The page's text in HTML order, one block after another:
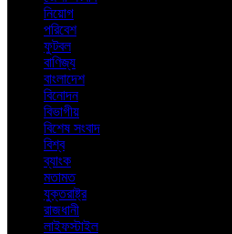
নিয়োগ
পরিবেশ
ফুটবল
বাণিজ্য
বাংলাদেশ
বিনোদন
বিভাগীয়
বিশেষ সংবাদ
বিশ্ব
ব্যাংক
মতামত
যুক্তরাষ্ট্র
রাজধানী
লাইফস্টাইল